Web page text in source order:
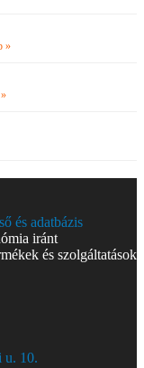
»
és adatbázis
iránt
és szolgáltatások
u. 10.